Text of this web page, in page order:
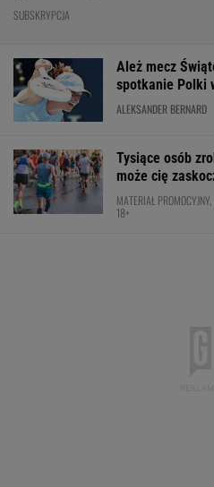
SUBSKRYPCJA
Ależ mecz
spotkanie Polki
ALEKSANDER BERNARD
Tysiące osób
może cię
MATERIAŁ PROMOCYJNY,
18+